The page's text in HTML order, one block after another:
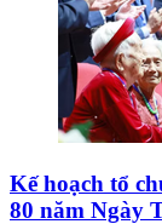
Kế hoạch tổ
80 năm Ngày